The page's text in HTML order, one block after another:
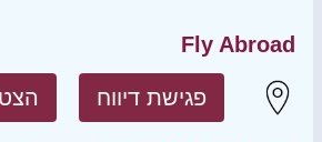
Fly Abroad
פגישת דיווח